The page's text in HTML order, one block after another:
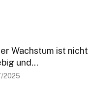
Wachstum ist nicht
und...
2025